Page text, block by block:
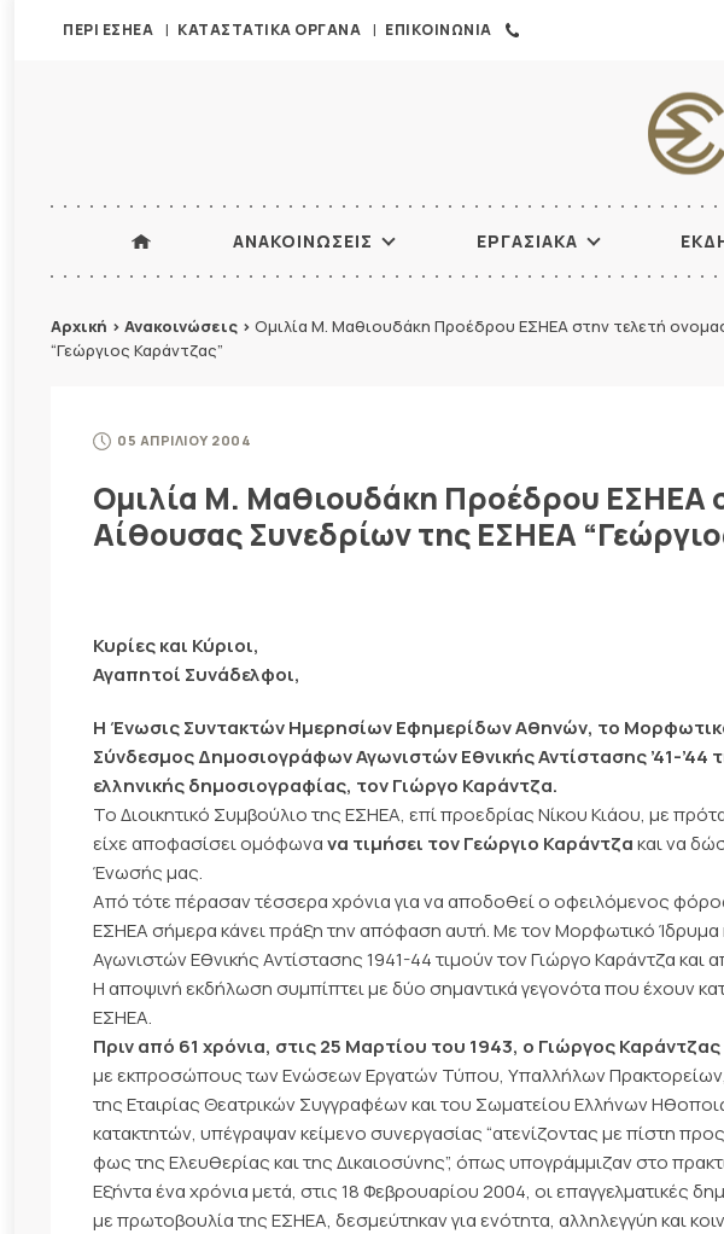
ΠΕΡΙ ΕΣΗΕΑ ΚΑΤΑΣΤΑΤΙΚΑ ΟΡΓΑΝΑ ΕΠΙΚΟΙΝΩΝΙΑ
ΑΝΑΚΟΙΝΩΣΕΙΣ ΕΡΓΑΣΙΑΚΑ
Αρχική > Ανακοινώσεις > Ομιλία Μ. Μαθιουδάκη Προέδρου ΕΣΗΕΑ στην τελετή
“Γεώργιος Καράντζας”
05 ΑΠΡΙΛΙΟΥ 2004
Ομιλία Μ. Μαθιουδάκη Προέδρου ΕΣΗΕΑ
Αίθουσας Συνεδρίων της ΕΣΗΕΑ
Κυρίες και Κύριοι,
Αγαπητοί Συνάδελφοι,
Η Ένωσις Συντακτών Ημερησίων Εφημερίδων Αθηνών, το
Σύνδεσμος Δημοσιογράφων Αγωνιστών Εθνικής Αντίστασης ’41-’44
ελληνικής δημοσιογραφίας, τον Γιώργο Καράντζα.
Το Διοικητικό Συμβούλιο της ΕΣΗΕΑ, επί προεδρίας Νίκου Κιάου, με
είχε αποφασίσει ομόφωνανα τιμήσει τον Γεώργιο Καράντζακαι να
Ένωσής μας.
Από τότε πέρασαν τέσσερα χρόνια για να αποδοθεί ο οφειλόμενος
ΕΣΗΕΑ σήμερα κάνει πράξη την απόφαση αυτή. Με τον Μορφωτικό
Αγωνιστών Εθνικής Αντίστασης 1941-44 τιμούν τον Γιώργο Καράντζα
Η αποψινή εκδήλωση συμπίπτει με δύο σημαντικά γεγονότα που έχουν
ΕΣΗΕΑ.
Πριν από 61 χρόνια, στις 25 Μαρτίου του 1943, ο Γιώργος
με εκπροσώπους των Ενώσεων Εργατών Τύπου, Υπαλλήλων
της Εταιρίας Θεατρικών Συγγραφέων και του Σωματείου Ελλήνων
κατακτητών, υπέγραψαν κείμενο συνεργασίας “ατενίζοντας με πίστη
φως της Ελευθερίας και της Δικαιοσύνης”, όπως υπογράμμιζαν στο
Εξήντα ένα χρόνια μετά, στις 18 Φεβρουαρίου 2004, οι επαγγελματικές
με πρωτοβουλία της ΕΣΗΕΑ, δεσμεύτηκαν για ενότητα, αλληλεγγύη και